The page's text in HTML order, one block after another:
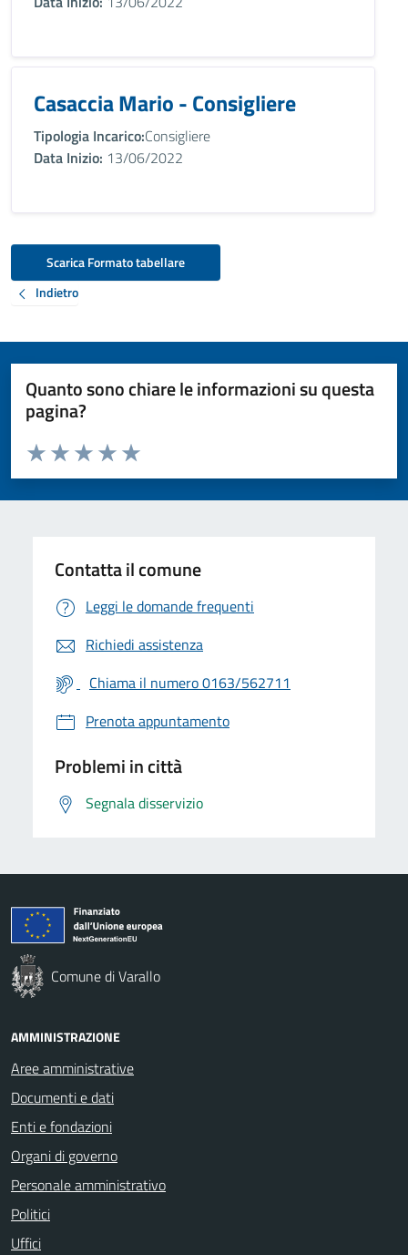
Casaccia Mario - Consigliere
Tipologia Incarico:Consigliere
Data Inizio: 13/06/2022
Scarica Formato tabellare
Indietro
Quanto sono chiare le informazioni su questa
pagina?
Valuta da 1 a 5 stelle la pagina
Valuta 5 stelle su 5
Valuta 4 stelle su 5
Valuta 3 stelle su 5
Valuta 2 stelle su 5
Valuta 1 stelle su 5
Contatta il comune
Leggi le domande frequenti
Richiedi assistenza
Chiama il numero 0163/562711
Prenota appuntamento
Problemi in città
Segnala disservizio
Comune di Varallo
AMMINISTRAZIONE
Aree amministrative
Documenti e dati
Enti e fondazioni
Organi di governo
Personale amministrativo
Politici
Uffici